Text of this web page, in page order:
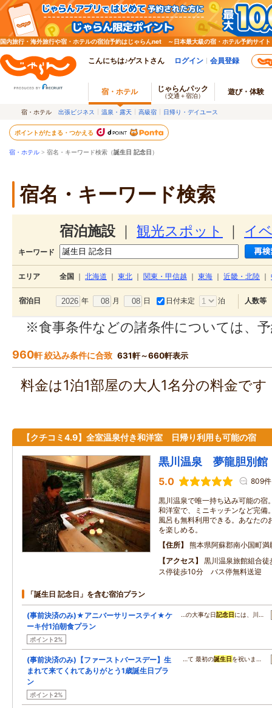
国内旅行・海外旅行や宿・ホテルの宿泊予約はじゃらんnet ～日本最大級の宿・ホテル予約サイト
こんにちは♪ゲストさん ログイン 会員登録
宿・ホテル じゃらんパック
（交通＋宿泊） 遊び・体験
宿・ホテル 出張ビジネス 温泉・露天 高級宿 日帰り・デイユース
ポイントがたまる・つかえる
宿・ホテル > 宿名・キーワード検索（誕生日 記念日 ）
宿名・キーワード検索
宿泊施設 観光スポット イ
キーワード
エリア 全国 北海道 東北 関東・甲信越 東海 近畿・北陸
宿泊日 年 月 日 日付未定 泊 人数等
※食事条件などの諸条件については、
960軒 絞込み条件に合致 631軒～660軒表示
料金は1泊1部屋の大人1名分の料金で
【クチコミ4.9】全室温泉付き和洋室 日帰り利用も可能の宿
黒川温泉 夢龍胆別
5.0 809件
黒川温泉で唯一持ち込み可能の宿
和洋室で、ミニキッチンなど完備
風呂も無料利用できる。あなたの
を楽しめる。
住所
熊本県阿蘇郡南小国町
アクセス
黒川温泉旅館組合
ス停徒歩10分 バス停無料送迎
「誕生日 記念日」を含む宿泊プラン
(事前決済のみ)★アニバーサリーステイ★ケ
ーキ付1泊朝食プラン
ポイント2%
…の大事な日記念日 には、川…
(事前決済のみ)【ファーストバースデー】生
まれて来てくれてありがとう1歳誕生日プラ
ン
ポイント2%
…て 最初の誕生日 を祝いま…